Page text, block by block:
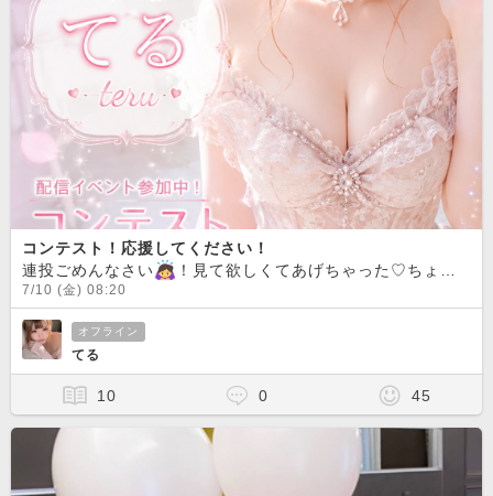
コンテスト！応援してください！
連投ごめんなさい
！見て欲しくてあげちゃった♡ちょっとテンション上がってる笑てる、負けず嫌いでコンテストせっかくやるなら入賞したいなぁって思ってるのであなたの清き1票？いいね♡お待ちしてます
7/10 (金) 08:20
オフライン
てる
10 0 45